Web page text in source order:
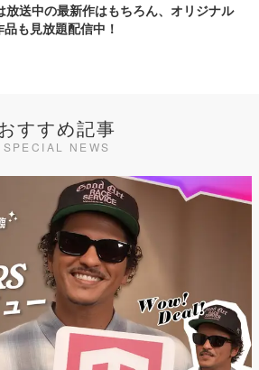
放送中の最新作はもちろん、オリジナル
も見放題配信中！
すすめ記事
SPECIAL NEWS